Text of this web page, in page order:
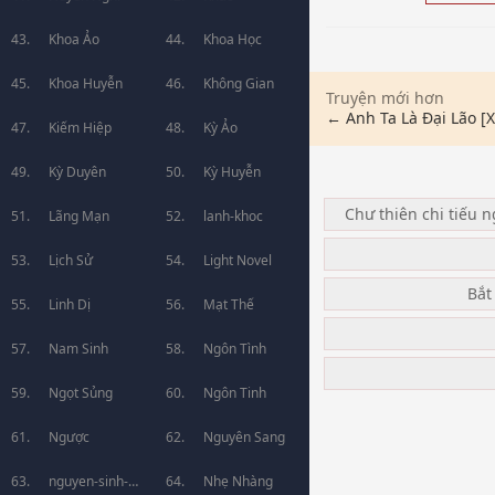
Khoa Ảo Khoa Học
Khoa Huyễn Không Gian
Kiếm Hiệp Kỳ Ảo
Kỳ Duyên Kỳ Huyễn
Lãng Mạn lanh-khoc
Lịch Sử Light Novel
Linh Dị Mạt Thế
Nam Sinh Ngôn Tình
Ngọt Sủng Ngôn Tinh
Ngược Nguyên Sang
nguyen-sinh- Nhẹ Nhàng
Truyện mới hơn
← Anh Ta Là Đại Lão
Chư thiên chi tiếu